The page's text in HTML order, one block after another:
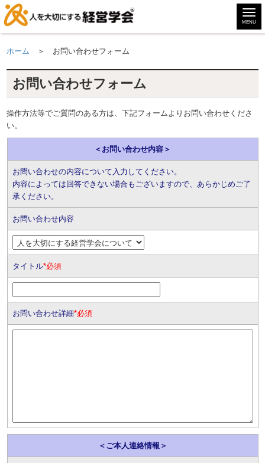
MENU
ホーム ＞ お問い合わせフォーム
お問い合わせフォーム
操作方法等でご質問のある方は、下記フォームよりお問い合わせくださ
い。
＜お問い合わせ内容＞
お問い合わせの内容について入力してください。
内容によっては回答できない場合もございますので、あらかじめご了
承ください。
お問い合わせ内容
タイトル*必須
お問い合わせ詳細*必須
＜ご本人連絡情報＞